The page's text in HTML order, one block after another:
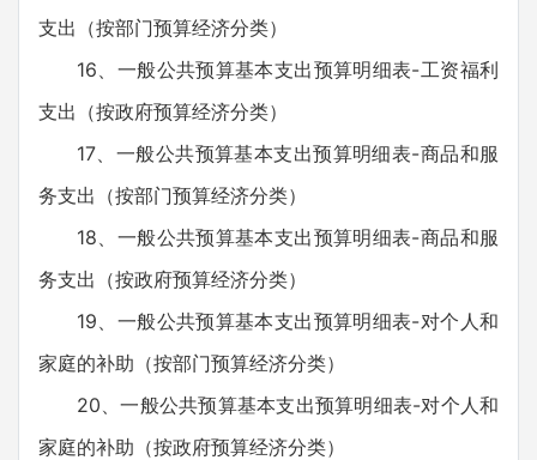
支出（按部门预算经济分类）
16、一般公共预算基本支出预算明细表-工资福利
支出（按政府预算经济分类）
17、一般公共预算基本支出预算明细表-商品和服
务支出（按部门预算经济分类）
18、一般公共预算基本支出预算明细表-商品和服
务支出（按政府预算经济分类）
19、一般公共预算基本支出预算明细表-对个人和
家庭的补助（按部门预算经济分类）
20、一般公共预算基本支出预算明细表-对个人和
家庭的补助（按政府预算经济分类）